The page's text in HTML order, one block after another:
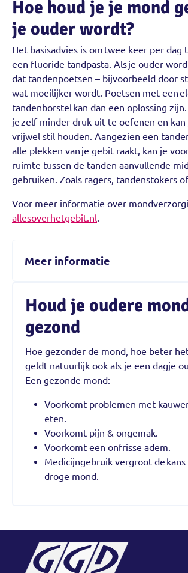
Hoe houd je je mond
je ouder wordt?
Het basisadvies is om twee keer per dag
een fluoride tandpasta. Als je ouder
dat tandenpoetsen – bijvoorbeeld door
wat moeilijker wordt. Poetsen met een
tandenborstel kan dan een oplossing
je zelf minder druk uit te oefenen en kan
vrijwel stil houden. Aangezien een
alle plekken van je gebit raakt, kan je
ruimte tussen de tanden aanvullende
gebruiken. Zoals ragers, tandenstokers
Voor meer informatie over
allesoverhetgebit.nl.
Meer informatie
Houd je oudere
gezond
Hoe gezonder de mond, hoe beter
geldt natuurlijk ook als je een dagje
Een gezonde mond:
Voorkomt problemen met
eten.
Voorkomt pijn & ongemak.
Voorkomt een onfrisse adem.
Medicijngebruik vergroot de kans
droge mond.